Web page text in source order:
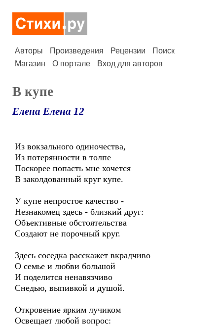
Авторы Произведения Рецензии
Поиск
Магазин
О портале Вход для авторов
В купе
Елена Елена 12
Из вокзального одиночества,
Из потерянности в толпе
Поскорее попасть мне хочется
В заколдованный круг купе.
У купе непростое качество -
Незнакомец здесь - близкий друг:
Объективные обстоятельства
Создают не порочный круг.
Здесь соседка расскажет вкрадчиво
О семье и любви большой
И поделится ненавязчиво
Снедью, выпивкой и душой.
Откровение ярким лучиком
Освещает любой вопрос: